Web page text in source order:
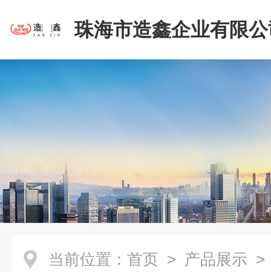
珠海市造鑫企业有限
当前位置： 首页 > 产品展示